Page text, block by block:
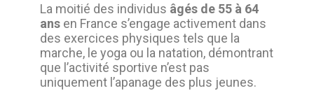
La moitié des individus âgés de 55 à 64
ansen France s’engage activement dans
des exercices physiques tels que la
marche, le yoga ou la natation, démontrant
que l’activité sportive n’est pas
uniquement l’apanage des plus jeunes.